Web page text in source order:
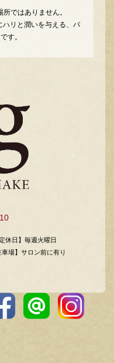
ではありません。
ハリと潤いを与える、パ
す。
定休日】毎週火曜日
車場】サロン前に有り